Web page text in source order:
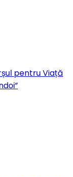
pentru Viață